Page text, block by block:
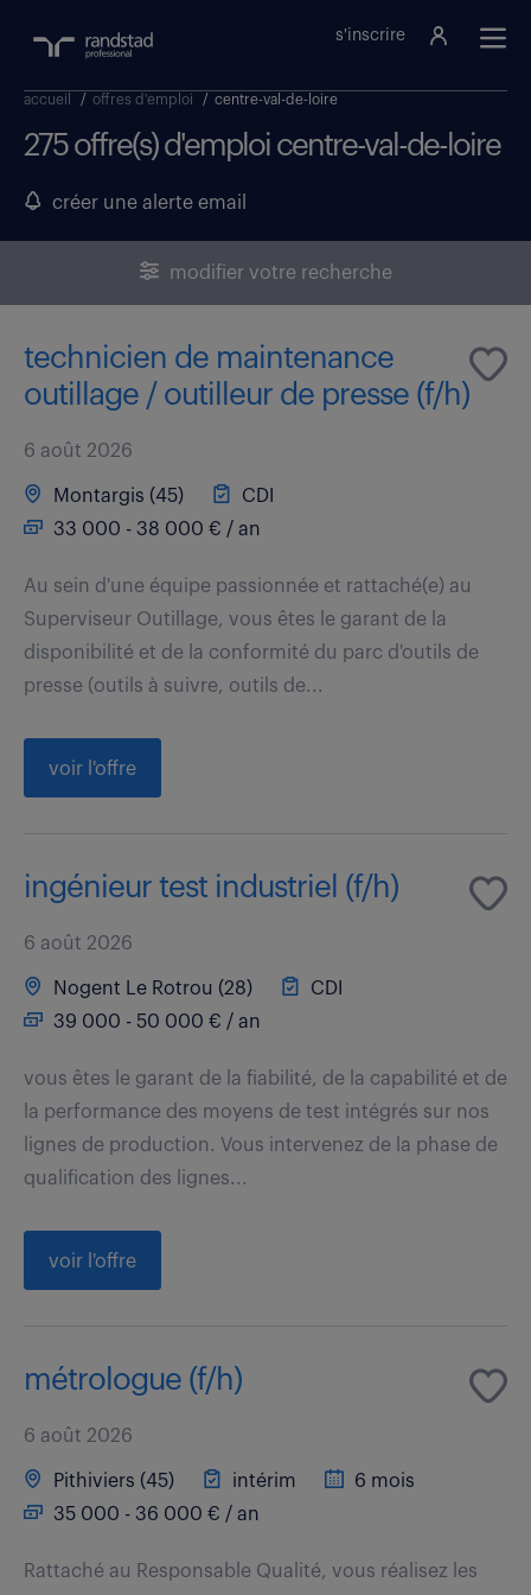
s'inscrire
accueil / offres d'emploi / centre-val-de-loire
275 offre(s) d'emploi centre-val-de-loire
créer une alerte email
modifier votre recherche
technicien de maintenance
outillage / outilleur de presse (f/h)
6 août 2026
Montargis (45)
CDI
33 000 - 38 000 € / an
Au sein d'une équipe passionnée et rattaché(e) au
Superviseur Outillage, vous êtes le garant de la
disponibilité et de la conformité du parc d'outils de
presse (outils à suivre, outils de...
voir l'offre
ingénieur test industriel (f/h)
6 août 2026
Nogent Le Rotrou (28)
CDI
39 000 - 50 000 € / an
vous êtes le garant de la fiabilité, de la capabilité et de
la performance des moyens de test intégrés sur nos
lignes de production. Vous intervenez de la phase de
qualification des lignes...
voir l'offre
métrologue (f/h)
6 août 2026
Pithiviers (45) intérim
6 mois
35 000 - 36 000 € / an
Rattaché au Responsable Qualité, vous réalisez les